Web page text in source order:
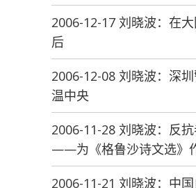
2006-12-17 刘晓波：在
后
2006-12-08 刘晓波：深
温中央
2006-11-28 刘晓波：反
——为《格鲁沙诗文选》
2006-11-21 刘晓波：中